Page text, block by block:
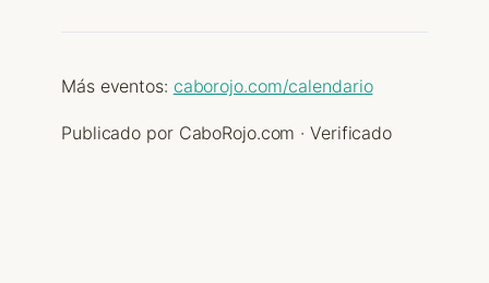
Más eventos: caborojo.com/calendario
Publicado por CaboRojo.com · Verificado